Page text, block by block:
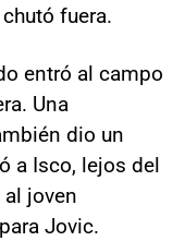
fuera.
entró al campo
Una
dio un
a Isco, lejos del
joven
Jovic.